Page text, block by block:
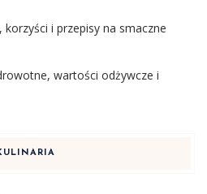
i przepisy na smaczne
wartości odżywcze i